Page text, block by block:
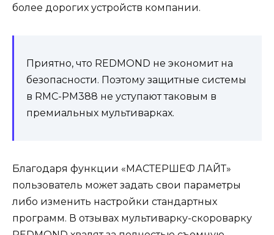
более дорогих устройств компании.
Приятно, что REDMOND не экономит на
безопасности. Поэтому защитные системы
в RMC-PM388 не уступают таковым в
премиальных мультиварках.
Благодаря функции «МАСТЕРШЕФ ЛАЙТ»
пользователь может задать свои параметры
либо изменить настройки стандартных
программ. В отзывах мультиварку-скороварку